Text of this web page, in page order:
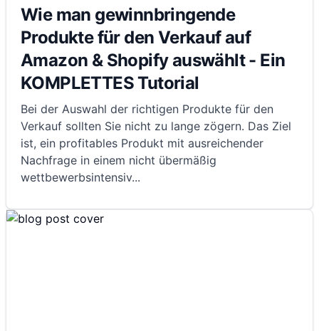
Wie man gewinnbringende
Produkte für den Verkauf auf
Amazon & Shopify auswählt - Ein
KOMPLETTES Tutorial
Bei der Auswahl der richtigen Produkte für den
Verkauf sollten Sie nicht zu lange zögern. Das Ziel
ist, ein profitables Produkt mit ausreichender
Nachfrage in einem nicht übermäßig
wettbewerbsintensiv...